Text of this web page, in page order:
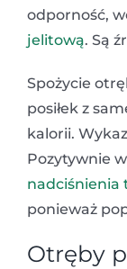
odporność,
jelitową. Są
Spożycie
posiłek z
kalorii.
Pozytywnie
nadciśnienia
ponieważ
Otręby